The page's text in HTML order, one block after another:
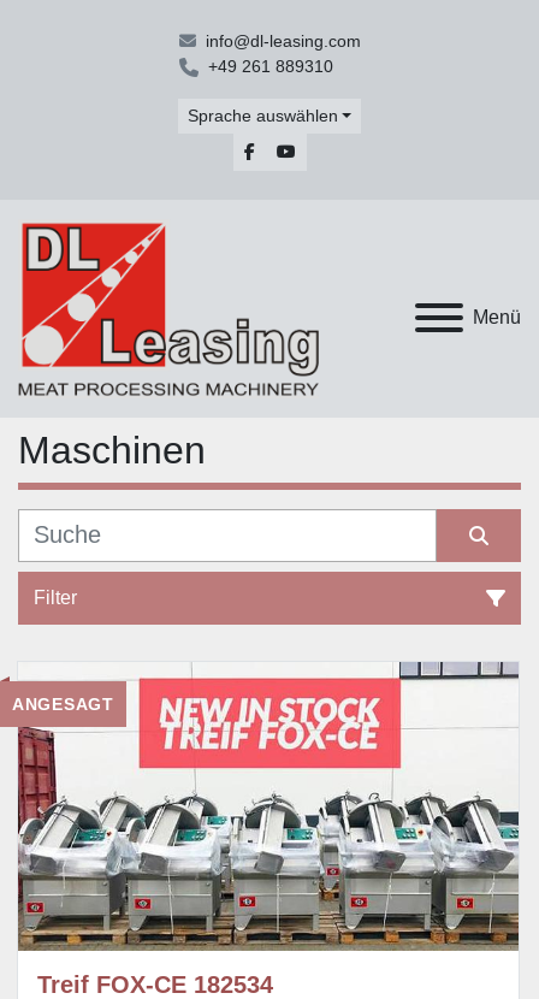
info@dl-leasing.com
+49 261 889310
Sprache auswählen
facebookyoutube
Menü
Maschinen
Filter
Alle Kategorien
Sortieren nach
ANGESAGT
Treif FOX-CE 182534